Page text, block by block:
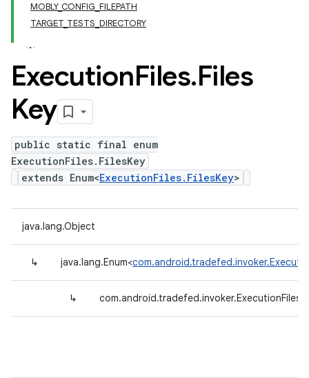
MOBLY_CONFIG_FILEPATH
TARGET_TESTS_DIRECTORY
ExecutionFiles.Files
Key
public static final enum
ExecutionFiles.FilesKey
extends Enum<ExecutionFiles.FilesKey>
java.lang.Object
↳ java.lang.Enum<
↳